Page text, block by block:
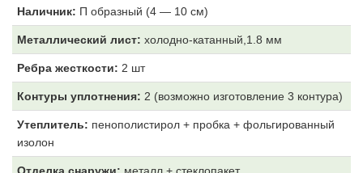
Наличник: П образный (4 — 10 см)
Металлический лист: холодно-катанный,1.8 мм
Ребра жесткости: 2 шт
Контуры уплотнения: 2 (возможно изготовление 3 контура)
Утеплитель: пенополистирол + пробка + фольгированный
изолон